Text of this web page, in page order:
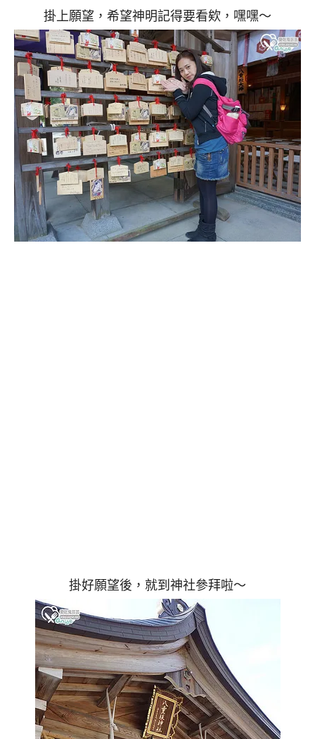
掛上願望，希望神明記得要看欸，嘿嘿～
掛好願望後，就到神社參拜啦～